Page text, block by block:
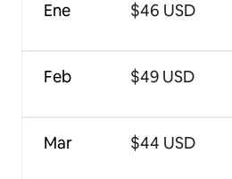
Ene
Feb
Mar
$46 USD
$49 USD
$44 USD